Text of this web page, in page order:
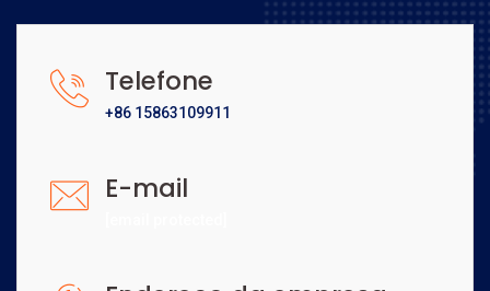
Telefone
+86 15863109911
E-mail